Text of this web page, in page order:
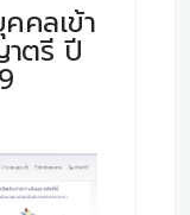
คลเข้า
ตรี ปี